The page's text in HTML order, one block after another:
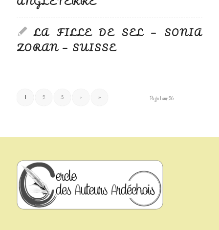
LA FILLE DE SEL — SONIA
ZORAN — SUISSE
Page 1 sur 26
1 2 3 › »